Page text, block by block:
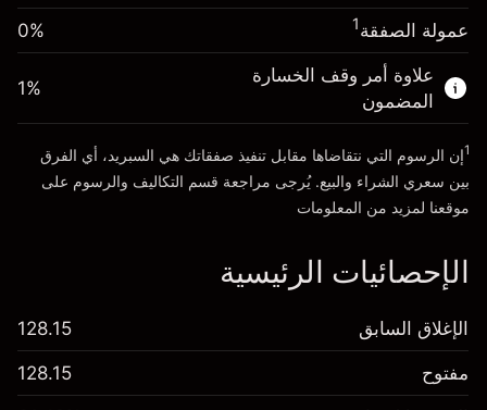
انتقل إلى المنصة
حجم الصفقة بالرافعة المالية ~
الأموال من الرافعة المالية ~ دولار
انتقل إلى المنصة
عمولة الصفقة1
0%
علاوة أمر وقف الخسارة
المضمون
1%
1إن الرسوم التي نتقاضاها مقابل تنفيذ صفقاتك هي السبريد، أي الفرق
بين سعري الشراء والبيع. يُرجى مراجعة قسم التكاليف والرسوم على
موقعنا لمزيد من المعلومات
الإحصائيات الرئيسية
الإغلاق السابق 128.15
مفتوح 128.15